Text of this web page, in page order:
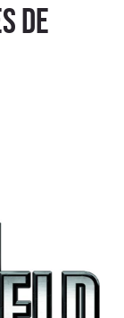
de